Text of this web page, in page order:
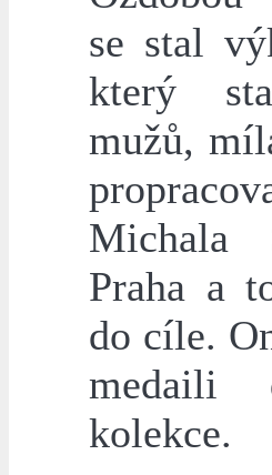
se stal
který
mužů,
Michala
Praha a
do cíle.
medaili
kolekce.